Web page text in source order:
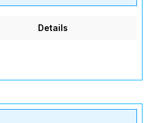
Details